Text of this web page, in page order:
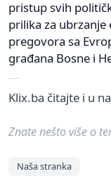
pristup svih
prilika za
pregovora sa
građana Bosne i
Klix.ba čitajte i u
Znate nešto više o
Naša stranka